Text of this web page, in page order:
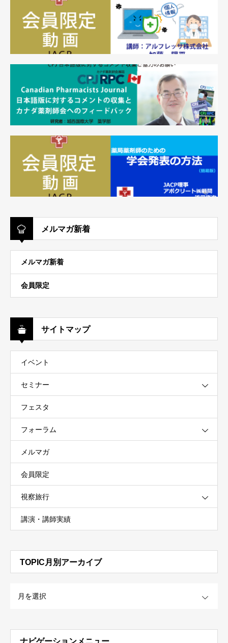
メルマガ新着
メルマガ新着
会員限定
サイトマップ
イベント
セミナー
フェスタ
フォーラム
メルマガ
会員限定
視察旅行
講演・講師実績
TOPIC月別アーカイブ